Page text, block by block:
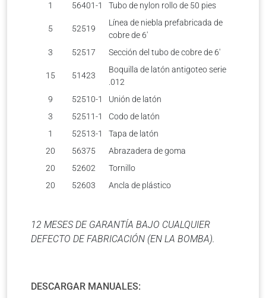
1 56401-1 Tubo de nylon rollo de 50 pies
5 52519
Línea de niebla prefabricada de
cobre de 6′
3
52517 Sección del tubo de cobre de 6′
15 51423
Boquilla de latón antigoteo serie
.012
9
52510-1
Unión de latón
3
52511-1
Codo de latón
1
52513-1
Tapa de latón
20
56375
Abrazadera de goma
20
52602
Tornillo
20
52603 Ancla de plástico
12 MESES DE GARANTÍA BAJO CUALQUIER
DEFECTO DE FABRICACIÓN (EN LA BOMBA).
DESCARGAR MANUALES: